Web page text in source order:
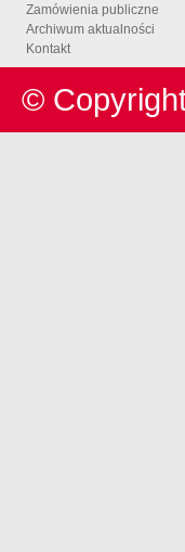
Zamówienia publiczne
Archiwum aktualności
Kontakt
©